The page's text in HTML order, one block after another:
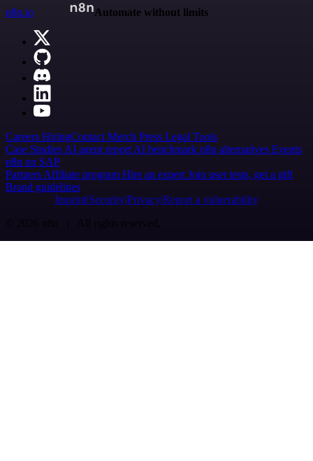
n8n.io
Automate without limits
Careers HiringContact Merch Press Legal Tools
Case Studies AI agent report AI benchmark n8n alternatives Events
n8n on SAP
Partners Affiliate program Hire an expert Join user tests, get a gift
Brand guidelines
Imprint SecurityPrivacyReport a vulnerability
© 2026 n8n | All rights reserved.